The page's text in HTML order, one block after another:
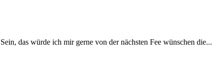
das würde ich mir gerne von der nächsten Fee wünschen die...